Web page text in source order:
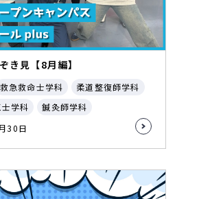
き見【8月編】
救急救命士学科
柔道整復師学科
学科
鍼灸師学科
30日